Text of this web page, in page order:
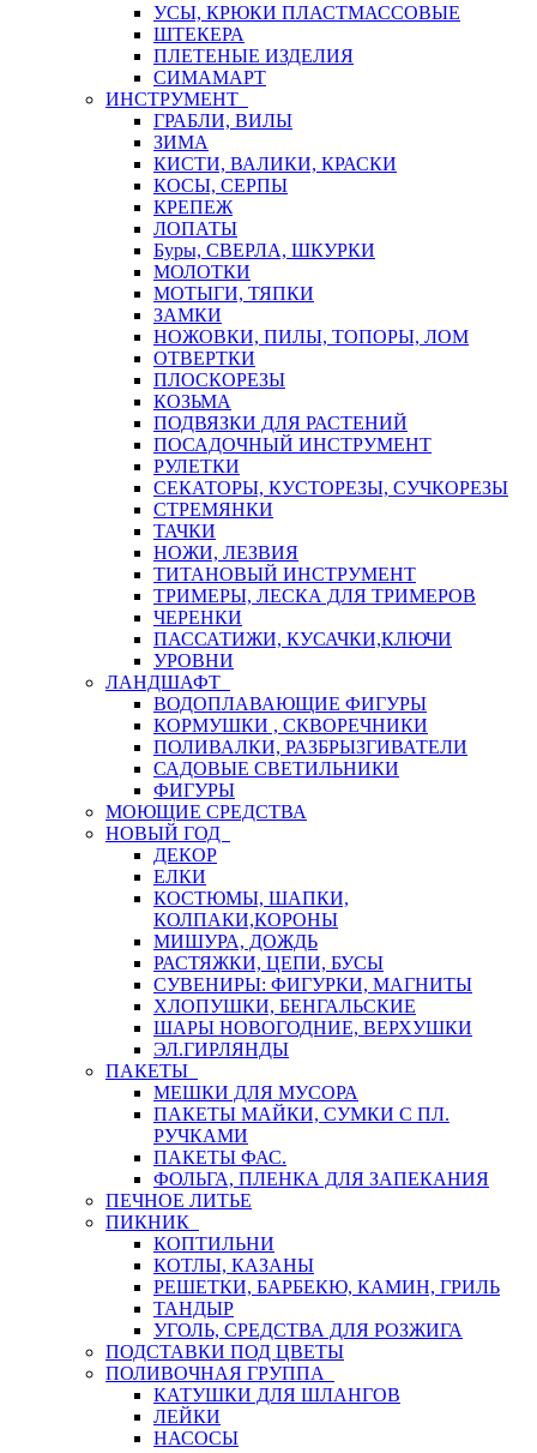
УСЫ, КРЮКИ ПЛАСТМАССОВЫЕ
ШТЕКЕРА
ПЛЕТЕНЫЕ ИЗДЕЛИЯ
СИМАМАРТ
ИНСТРУМЕНТ
ГРАБЛИ, ВИЛЫ
ЗИМА
КИСТИ, ВАЛИКИ, КРАСКИ
КОСЫ, СЕРПЫ
КРЕПЕЖ
ЛОПАТЫ
Буры, СВЕРЛА, ШКУРКИ
МОЛОТКИ
МОТЫГИ, ТЯПКИ
ЗАМКИ
НОЖОВКИ, ПИЛЫ, ТОПОРЫ, ЛОМ
ОТВЕРТКИ
ПЛОСКОРЕЗЫ
КОЗЬМА
ПОДВЯЗКИ ДЛЯ РАСТЕНИЙ
ПОСАДОЧНЫЙ ИНСТРУМЕНТ
РУЛЕТКИ
СЕКАТОРЫ, КУСТОРЕЗЫ, СУЧКОРЕЗЫ
СТРЕМЯНКИ
ТАЧКИ
НОЖИ, ЛЕЗВИЯ
ТИТАНОВЫЙ ИНСТРУМЕНТ
ТРИМЕРЫ, ЛЕСКА ДЛЯ ТРИМЕРОВ
ЧЕРЕНКИ
ПАССАТИЖИ, КУСАЧКИ,КЛЮЧИ
УРОВНИ
ЛАНДШАФТ
ВОДОПЛАВАЮЩИЕ ФИГУРЫ
КОРМУШКИ , СКВОРЕЧНИКИ
ПОЛИВАЛКИ, РАЗБРЫЗГИВАТЕЛИ
САДОВЫЕ СВЕТИЛЬНИКИ
ФИГУРЫ
МОЮЩИЕ СРЕДСТВА
НОВЫЙ ГОД
ДЕКОР
ЕЛКИ
КОСТЮМЫ, ШАПКИ,
КОЛПАКИ,КОРОНЫ
МИШУРА, ДОЖДЬ
РАСТЯЖКИ, ЦЕПИ, БУСЫ
СУВЕНИРЫ: ФИГУРКИ, МАГНИТЫ
ХЛОПУШКИ, БЕНГАЛЬСКИЕ
ШАРЫ НОВОГОДНИЕ, ВЕРХУШКИ
ЭЛ.ГИРЛЯНДЫ
ПАКЕТЫ
МЕШКИ ДЛЯ МУСОРА
ПАКЕТЫ МАЙКИ, СУМКИ С ПЛ.
РУЧКАМИ
ПАКЕТЫ ФАС.
ФОЛЬГА, ПЛЕНКА ДЛЯ ЗАПЕКАНИЯ
ПЕЧНОЕ ЛИТЬЕ
ПИКНИК
КОПТИЛЬНИ
КОТЛЫ, КАЗАНЫ
РЕШЕТКИ, БАРБЕКЮ, КАМИН, ГРИЛЬ
ТАНДЫР
УГОЛЬ, СРЕДСТВА ДЛЯ РОЗЖИГА
ПОДСТАВКИ ПОД ЦВЕТЫ
ПОЛИВОЧНАЯ ГРУППА
КАТУШКИ ДЛЯ ШЛАНГОВ
ЛЕЙКИ
НАСОСЫ